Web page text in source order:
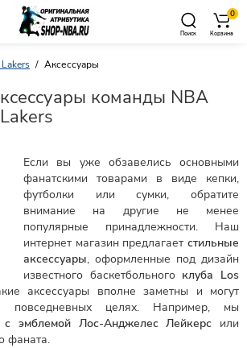
Поиск
0
Корзина
Аксессуары
команды NBA
Если вы уже обзавелись основными
фанатскими товарами в виде кепки,
футболки или сумки, обратите
внимание на другие не менее
популярные принадлежности. Наш
интернет магазин предлагает стильные
аксессуары, оформленные под дизайн
известного баскетбольного клуба Los
аксессуары вполне заметны и могут
повседневных целях. Например, мы
с эмблемой Лос-Анджелес Лейкерс или
фаната.